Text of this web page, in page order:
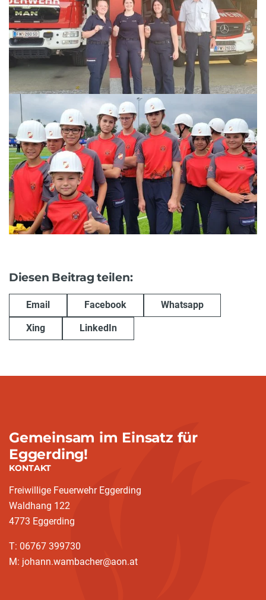
Diesen Beitrag teilen:
Email Facebook Whatsapp
Xing LinkedIn
Gemeinsam im Einsatz für
Eggerding!
KONTAKT
Freiwillige Feuerwehr Eggerding
Waldhang 122
4773 Eggerding
T: 06767 399730
M: johann.wambacher@aon.at